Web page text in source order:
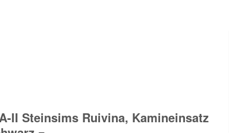
II Steinsims Ruivina, Kamineinsatz